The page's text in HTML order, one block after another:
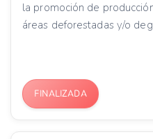
la promoción de
áreas deforestadas y/o
FINALIZADA